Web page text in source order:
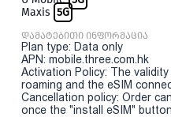
Maxis 5G
დამატებითი ინფორმაცია
Plan type: Data only
APN: mobile.three.com.hk
Activation Policy: The
roaming and the eSIM
Cancellation policy: Order
once the "install eSIM"